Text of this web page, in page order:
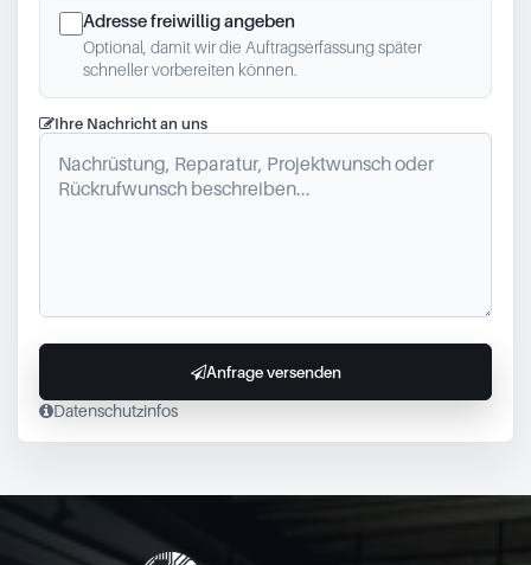
Adresse freiwillig angeben
Optional, damit wir die Auftragserfassung später
schneller vorbereiten können.
Ihre Nachricht an uns
Datenschutzinfos
Anfrage versenden